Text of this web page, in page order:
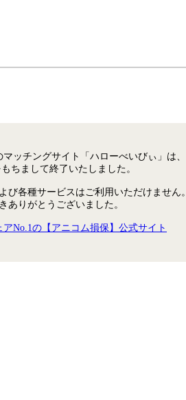
ッチングサイト「ハローべいびぃ」は、
ちまして終了いたしました。
び各種サービスはご利用いただけません
ありがとうございました。
No.1の【アニコム損保】公式サイト